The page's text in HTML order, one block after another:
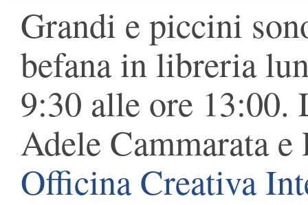
Grandi e piccini
befana in libreria
9:30 alle ore 13:00.
Adele Cammarata
Officina Creativa